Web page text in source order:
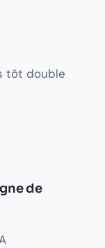
tôt double
de